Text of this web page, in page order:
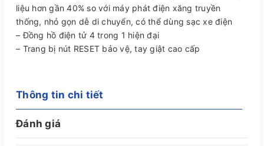
liệu hơn gần 40% so với máy phát điện xăng truyền
thống, nhỏ gọn dễ di chuyển, có thể dùng sạc xe điện
– Đồng hồ điện tử 4 trong 1 hiện đại
– Trang bị nút RESET bảo vệ, tay giật cao cấp
Thông tin chi tiết
Đánh giá